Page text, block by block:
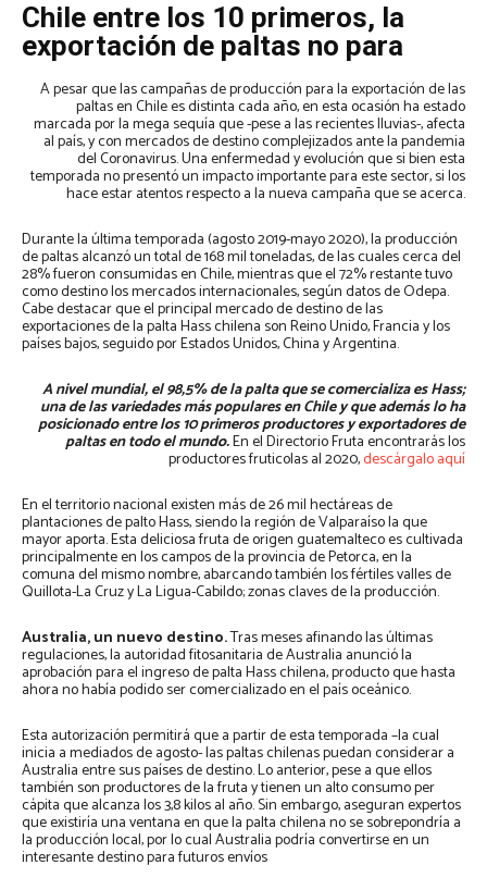
Chile entre los 10 primeros, la
exportación de paltas no para
A pesar que las campañas de producción para la exportación de las
paltas en Chile es distinta cada año, en esta ocasión ha estado
marcada por la mega sequía que -pese a las recientes lluvias-, afecta
al país, y con mercados de destino complejizados ante la pandemia
del Coronavirus. Una enfermedad y evolución que si bien esta
temporada no presentó un impacto importante para este sector, si los
hace estar atentos respecto a la nueva campaña que se acerca.
Durante la última temporada (agosto 2019-mayo 2020), la producción
de paltas alcanzó un total de 168 mil toneladas, de las cuales cerca del
28% fueron consumidas en Chile, mientras que el 72% restante tuvo
como destino los mercados internacionales, según datos de Odepa.
Cabe destacar que el principal mercado de destino de las
exportaciones de la palta Hass chilena son Reino Unido, Francia y los
países bajos, seguido por Estados Unidos, China y Argentina.
A nivel mundial, el 98,5% de la palta que se comercializa es Hass;
una de las variedades más populares en Chile y que además lo ha
posicionado entre los 10 primeros productores y exportadores de
paltas en todo el mundo.En el Directorio Fruta encontrarás los
productores fruticolas al 2020,descárgalo aquí
En el territorio nacional existen más de 26 mil hectáreas de
plantaciones de palto Hass, siendo la región de Valparaíso la que
mayor aporta. Esta deliciosa fruta de origen guatemalteco es cultivada
principalmente en los campos de la provincia de Petorca, en la
comuna del mismo nombre, abarcando también los fértiles valles de
Quillota-La Cruz y La Ligua-Cabildo; zonas claves de la producción.
Australia, un nuevo destino.Tras meses afinando las últimas
regulaciones, la autoridad fitosanitaria de Australia anunció la
aprobación para el ingreso de palta Hass chilena, producto que hasta
ahora no había podido ser comercializado en el país oceánico.
Esta autorización permitirá que a partir de esta temporada –la cual
inicia a mediados de agosto- las paltas chilenas puedan considerar a
Australia entre sus países de destino. Lo anterior, pese a que ellos
también son productores de la fruta y tienen un alto consumo per
cápita que alcanza los 3,8 kilos al año. Sin embargo, aseguran expertos
que existiría una ventana en que la palta chilena no se sobrepondría a
la producción local, por lo cual Australia podría convertirse en un
interesante destino para futuros envíos